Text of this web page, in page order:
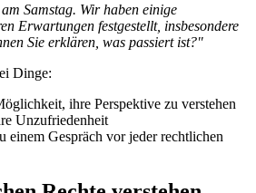
Samstag. Wir haben einige
Erwartungen festgestellt, insbesondere
Sie erklären, was passiert ist?"
Dinge:
ihre Perspektive zu verstehen
Unzufriedenheit
einem Gespräch vor jeder rechtlichen